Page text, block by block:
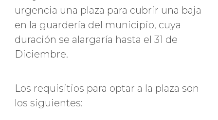
urgencia una plaza para cubrir una baja
en la guardería del municipio, cuya
duración se alargaría hasta el 31 de
Diciembre.
Los requisitios para optar a la plaza son
los siguientes: